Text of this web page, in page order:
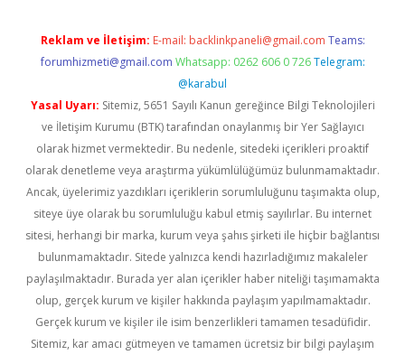
Reklam ve İletişim: E-mail: backlinkpaneli@gmail.com Teams:
forumhizmeti@gmail.com Whatsapp: 0262 606 0 726 Telegram:
@karabul
Yasal Uyarı: Sitemiz, 5651 Sayılı Kanun gereğince Bilgi Teknolojileri
ve İletişim Kurumu (BTK) tarafından onaylanmış bir Yer Sağlayıcı
olarak hizmet vermektedir. Bu nedenle, sitedeki içerikleri proaktif
olarak denetleme veya araştırma yükümlülüğümüz bulunmamaktadır.
Ancak, üyelerimiz yazdıkları içeriklerin sorumluluğunu taşımakta olup,
siteye üye olarak bu sorumluluğu kabul etmiş sayılırlar. Bu internet
sitesi, herhangi bir marka, kurum veya şahıs şirketi ile hiçbir bağlantısı
bulunmamaktadır. Sitede yalnızca kendi hazırladığımız makaleler
paylaşılmaktadır. Burada yer alan içerikler haber niteliği taşımamakta
olup, gerçek kurum ve kişiler hakkında paylaşım yapılmamaktadır.
Gerçek kurum ve kişiler ile isim benzerlikleri tamamen tesadüfidir.
Sitemiz, kar amacı gütmeyen ve tamamen ücretsiz bir bilgi paylaşım